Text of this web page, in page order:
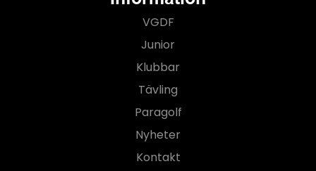
VGDF
Junior
Klubbar
Tävling
Paragolf
Nyheter
Kontakt